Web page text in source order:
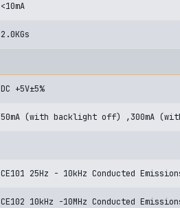
<10mA
2.0KGs
DC +5V±5%
50mA (with backlight off) ,300mA
CE101 25Hz - 10kHz Conducted
CE102 10kHz -10MHz Conducted